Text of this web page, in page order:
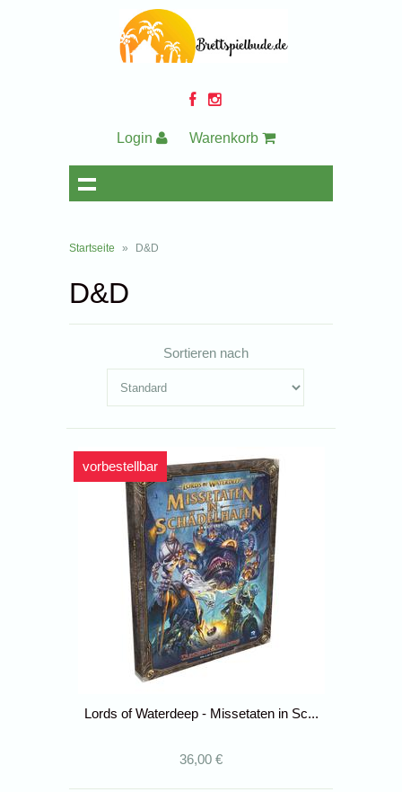
Login Warenkorb
Startseite » D&D
D&D
Sortieren nach
vorbestellbar
Lords of Waterdeep - Missetaten in Sc...
36,00 €